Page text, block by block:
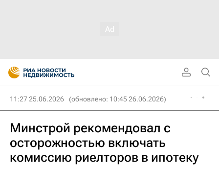
11:27 25.06.2026 (обновлено: 10:45 26.06.2026)
Минстрой рекомендовал с
осторожностью включать
комиссию риелторов в ипотеку